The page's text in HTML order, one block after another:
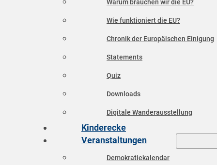
Warum brauchen wir die EU?
Wie funktioniert die EU?
Chronik der Europäischen Einigung
Statements
Quiz
Downloads
Digitale Wanderausstellung
Kinderecke
Veranstaltungen
Demokratiekalendar